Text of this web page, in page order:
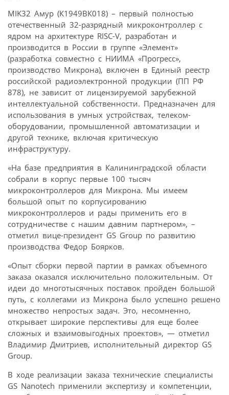
MIK32 Амур (К1949ВК018) – первый полностью
отечественный 32-разрядный микроконтроллер с
ядром на архитектуре RISC-V, разработан и
производится в России в группе «Элемент»
(разработка совместно с НИИМА «Прогресс»,
производство Микрона), включен в Единый реестр
российской радиоэлектронной продукции (ПП РФ
878), не зависит от лицензируемой зарубежной
интеллектуальной собственности. Предназначен для
использования в умных устройствах, телеком-
оборудовании, промышленной автоматизации и
другой технике, включая критическую
инфраструктуру.
«На базе предприятия в Калининградской области
собрали в корпус первые 100 тысяч
микроконтроллеров для Микрона. Мы имеем
большой опыт по корпусированию
микроконтроллеров и рады применить его в
сотрудничестве с нашим давним партнером», –
отметил вице-президент GS Group по развитию
производства Федор Боярков.
«Опыт сборки первой партии в рамках объемного
заказа оказался исключительно положительным. От
идеи до многотысячных поставок пройден большой
путь, с коллегами из Микрона было успешно решено
множество непростых задач. Это, несомненно,
открывает широкие перспективы для еще более
сложных и взаимовыгодных проектов», — отметил
Владимир Дмитриев, исполнительный директор GS
Group.
В ходе реализации заказа технические специалисты
GS Nanotech применили экспертизу и компетенции,